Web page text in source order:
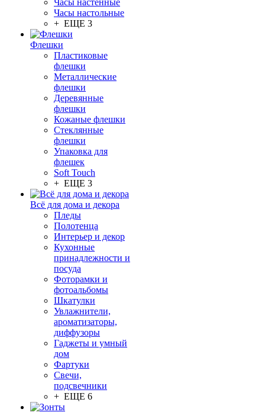
Часы настенные
Часы настольные
+ ЕЩЕ 3
Флешки
Пластиковые
флешки
Металлические
флешки
Деревянные
флешки
Кожаные флешки
Стеклянные
флешки
Упаковка для
флешек
Soft Touch
+ ЕЩЕ 3
Всё для дома и декора
Пледы
Полотенца
Интерьер и декор
Кухонные
принадлежности и
посуда
Фоторамки и
фотоальбомы
Шкатулки
Увлажнители,
ароматизаторы,
диффузоры
Гаджеты и умный
дом
Фартуки
Свечи,
подсвечники
+ ЕЩЕ 6